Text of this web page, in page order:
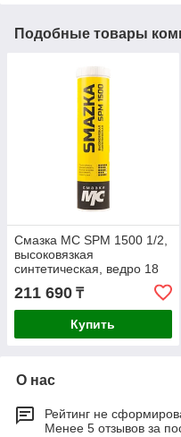
Подобные товары
Смазка МС SPM 1500 1/2,
высоковязкая
синтетическая, ведро 18
211 690 ₸
Купить
О нас
Рейтинг не
Менее 5 отзывов за